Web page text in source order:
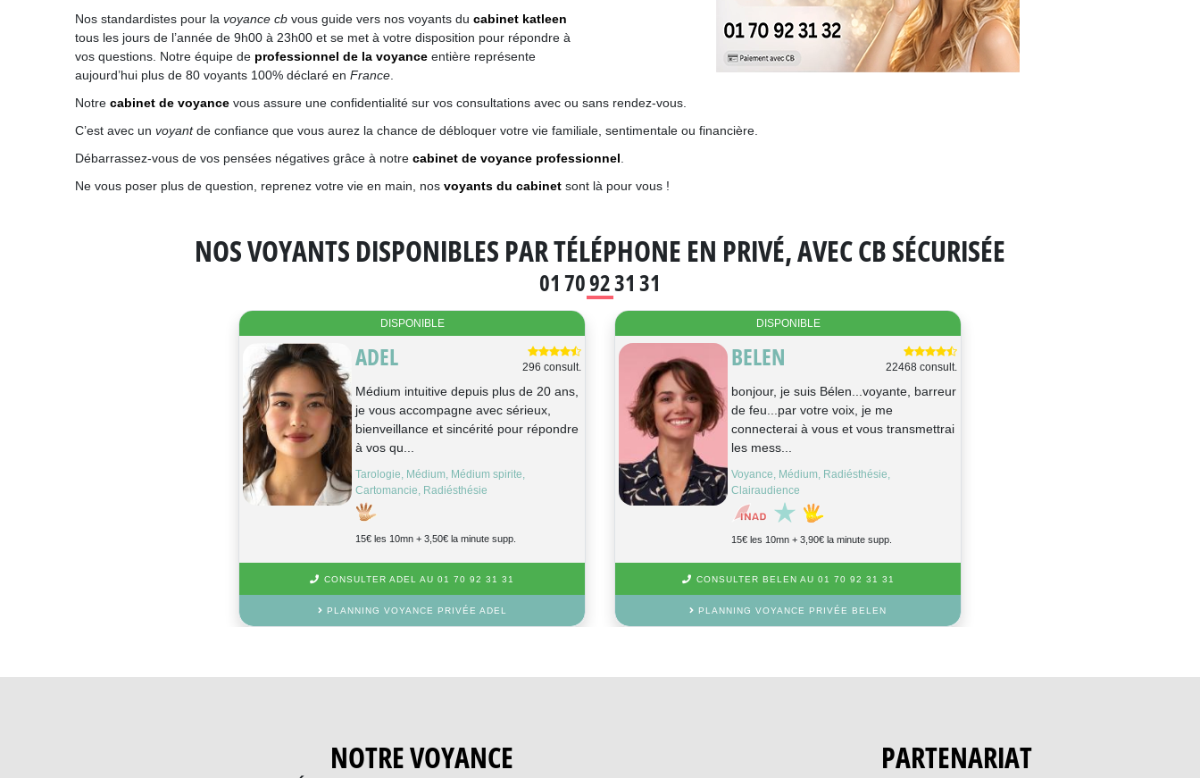
Nos standardistes pour la voyance cb vous guide vers nos voyants du cabinet katleen
tous les jours de l’année de 9h00 à 23h00 et se met à votre disposition pour répondre à
vos questions. Notre équipe de professionnel de la voyance entière représente
aujourd’hui plus de 80 voyants 100% déclaré en France
Notre cabinet de voyance vous assure une confidentialité sur vos consultations avec ou sans rendez-vous.
C’est avec un voyantde confiance que vous aurez la chance de débloquer votre vie familiale, sentimentale ou financière.
Débarrassez-vous de vos pensées négatives grâce à notre cabinet de voyance professionnel
Ne vous poser plus de question, reprenez votre vie en main, nos voyants du cabinet sont là pour vous !
NOS VOYANTS DISPONIBLES PAR TÉLÉPHONE EN PRIVÉ, AVEC CB SÉCURISÉE
01 70 92 31 31
DISPONIBLE
ADEL 296 consult.
Médium intuitive depuis plus de 20 ans,
je vous accompagne avec sérieux,
bienveillance et sincérité pour répondre
à vos qu...
Tarologie, Médium, Médium spirite,
Cartomancie, Radiésthésie
15€ les 10mn + 3,50€ la minute supp.
CONSULTER ADEL AU 01 70 92 31 31
PLANNING VOYANCE PRIVÉE ADEL
DISPONIBLE
BELEN 22468 consult.
bonjour, je suis Bélen...voyante, barreur
de feu...par votre voix, je me
connecterai à vous et vous transmettrai
les mess...
Voyance, Médium, Radiésthésie,
Clairaudience
15€ les 10mn + 3,90€ la minute supp.
CONSULTER BELEN AU 01 70 92 31 31
PLANNING VOYANCE PRIVÉE BELEN
NOTRE VOYANCE PARTENARIAT